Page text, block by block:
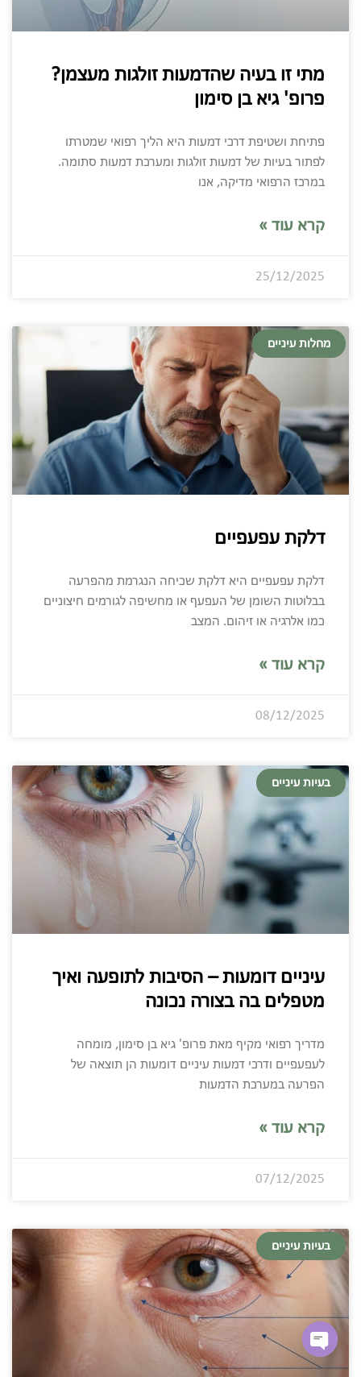
מתי זו בעיה שהדמעות זולגות מעצמן?
פרופ' גיא בן סימון
פתיחת ושטיפת דרכי דמעות היא הליך רפואי שמטרתו
לפתור בעיות של דמעות זולגות ומערכת דמעות סתומה.
במרכז הרפואי מדיקה, אנו
קרא עוד »
25/12/2025
מחלות עיניים
דלקת עפעפיים
דלקת עפעפיים היא דלקת שכיחה הנגרמת מהפרעה
בבלוטות השומן של העפעף או מחשיפה לגורמים חיצוניים
כמו אלרגיה או זיהום. המצב
קרא עוד »
08/12/2025
בעיות עיניים
עיניים דומעות – הסיבות לתופעה ואיך
מטפלים בה בצורה נכונה
מדריך רפואי מקיף מאת פרופ' גיא בן סימון, מומחה
לעפעפיים ודרכי דמעות עיניים דומעות הן תוצאה של
הפרעה במערכת הדמעות
קרא עוד »
07/12/2025
בעיות עיניים
Open chaty